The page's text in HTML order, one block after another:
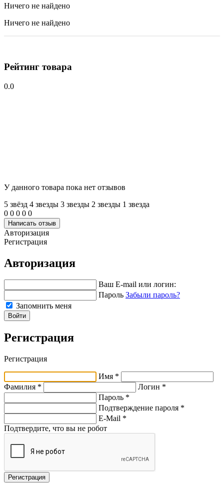
Ничего не найдено
Ничего не найдено
Рейтинг товара
0.0
У данного товара пока нет отзывов
5 звёзд 4 звeзды 3 звeзды 2 звeзды 1 звeзда
0 0 0 0 0
Написать отзыв
Авторизация
Регистрация
Авторизация
Ваш E-mail или логин:
Пароль Забыли пароль?
Запомнить меня
Войти
Регистрация
Регистрация
Имя *
Фамилия *
Логин *
Пароль *
Подтверждение пароля *
E-Mail *
Подтвердите, что вы не робот
Регистрация